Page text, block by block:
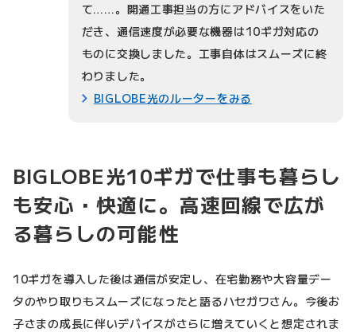
て……。開通工事担当の方にアドバイスをいた
だき、通信速度が必要な機器は10ギガ対応の
ものに交換しました。工事自体はスムーズに終
わりました。
BIGLOBE光のルーターをみる
BIGLOBE光10ギガで仕事も暮らし
も安心・快適に。高速回線で広が
る暮らしの可能性
10ギガを導入した後は通信が安定し、在宅勤務や大容量デー
タのやり取りもスムーズになったと語るハセガワさん。今後お
子さまの成長に伴いデバイスがさらに増えていくと想定されま